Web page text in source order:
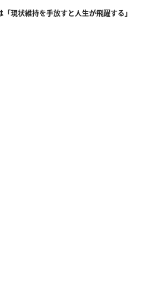
「現状維持を手放すと人生が飛躍する」